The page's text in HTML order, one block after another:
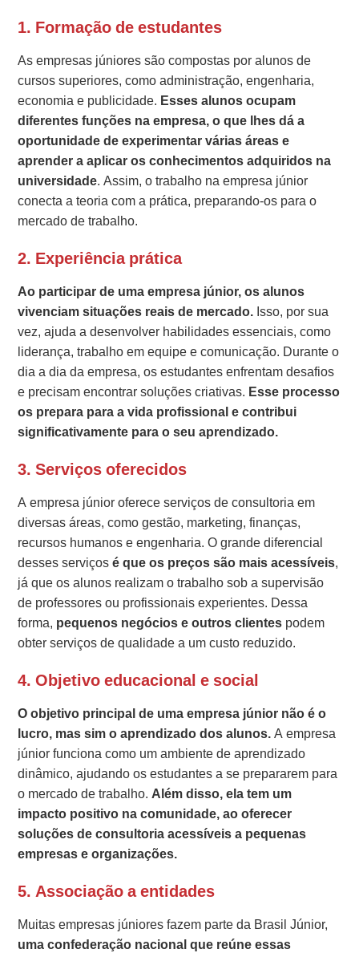
1. Formação de estudantes
As empresas júniores são compostas por alunos de
cursos superiores, como administração, engenharia,
economia e publicidade. Esses alunos ocupam
diferentes funções na empresa, o que lhes dá a
oportunidade de experimentar várias áreas e
aprender a aplicar os conhecimentos adquiridos na
universidade. Assim, o trabalho na empresa júnior
conecta a teoria com a prática, preparando-os para o
mercado de trabalho.
2. Experiência prática
Ao participar de uma empresa júnior, os alunos
vivenciam situações reais de mercado. Isso, por sua
vez, ajuda a desenvolver habilidades essenciais, como
liderança, trabalho em equipe e comunicação. Durante o
dia a dia da empresa, os estudantes enfrentam desafios
e precisam encontrar soluções criativas. Esse processo
os prepara para a vida profissional e contribui
significativamente para o seu aprendizado.
3. Serviços oferecidos
A empresa júnior oferece serviços de consultoria em
diversas áreas, como gestão, marketing, finanças,
recursos humanos e engenharia. O grande diferencial
desses serviçosé que os preços são mais acessíveis,
já que os alunos realizam o trabalho sob a supervisão
de professores ou profissionais experientes. Dessa
forma, pequenos negócios e outros clientes podem
obter serviços de qualidade a um custo reduzido.
4. Objetivo educacional e social
O objetivo principal de uma empresa júnior não é o
lucro, mas sim o aprendizado dos alunos.A empresa
júnior funciona como um ambiente de aprendizado
dinâmico, ajudando os estudantes a se prepararem para
o mercado de trabalho.Além disso, ela tem um
impacto positivo na comunidade, ao oferecer
soluções de consultoria acessíveis a pequenas
empresas e organizações.
5. Associação a entidades
Muitas empresas júniores fazem parte da Brasil Júnior,
uma confederação nacional que reúne essas